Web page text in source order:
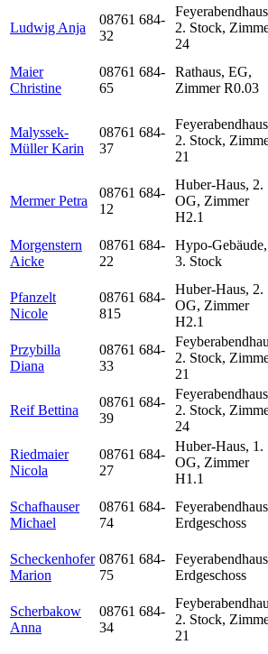
Ludwig Anja
08761 684-
32
2. Stock,
24
Maier
Christine
08761 684-
65
Rathaus, EG,
Zimmer R0.03
Malyssek-
Müller Karin
08761 684-
37
2. Stock,
21
Mermer Petra
08761 684-
12
Huber-Haus, 2.
OG, Zimmer
H2.1
Morgenstern
Aicke
08761 684-
22
Hypo-Gebäude,
3. Stock
Pfanzelt
Nicole
08761 684-
815
Huber-Haus, 2.
OG, Zimmer
H2.1
Przybilla
Diana
08761 684-
33
2. Stock,
21
Reif Bettina
08761 684-
39
2. Stock,
24
Riedmaier
Nicola
08761 684-
27
Huber-Haus, 1.
OG, Zimmer
H1.1
Schafhauser
Michael
08761 684-
74
Erdgeschoss
Scheckenhofer
Marion
08761 684-
75
Erdgeschoss
Scherbakow
Anna
08761 684-
34
2. Stock,
21